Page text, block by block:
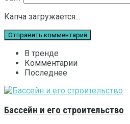
Капча загружается...
В тренде
Комментарии
Последнее
Бассейн и его строительство